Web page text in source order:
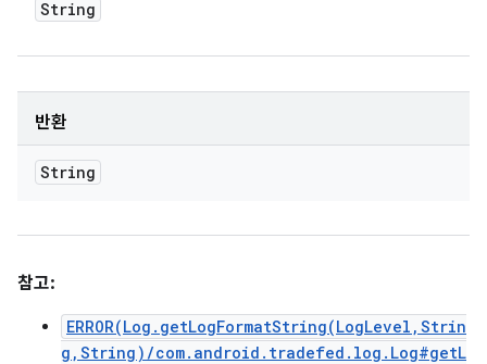
String
반환
String
참고:
ERROR(Log.getLogFormatString(LogLevel,Strin
g,String)/com.android.tradefed.log.Log#getL